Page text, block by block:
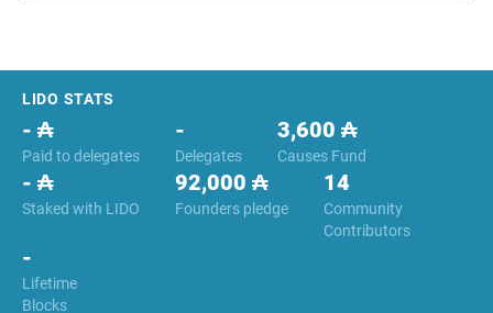
Footer
LIDO STATS
Paid to delegates
- ₳
Delegates
-
Causes Fund
3,600 ₳
Staked with LIDO
- ₳
Founders pledge
92,000 ₳
Community
Contributors
14
Lifetime
Blocks
-